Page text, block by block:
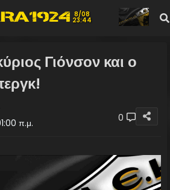
8/08
23:44
Γιόνσον και ο
π.μ. 0